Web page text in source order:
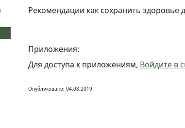
Рекомендации как сохранить здоровье
Приложения:
Для доступа к приложениям, Войдите в
Опубликовано: 04.08.2019